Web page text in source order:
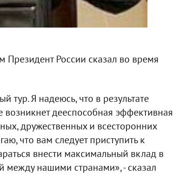
России сказал во время
Я надеюсь, что в результате
возникнет дееспособная эффективная
дружественных и всесторонних
что вам следует приступить к
внести максимальный вклад в
между нашими странами», - сказал